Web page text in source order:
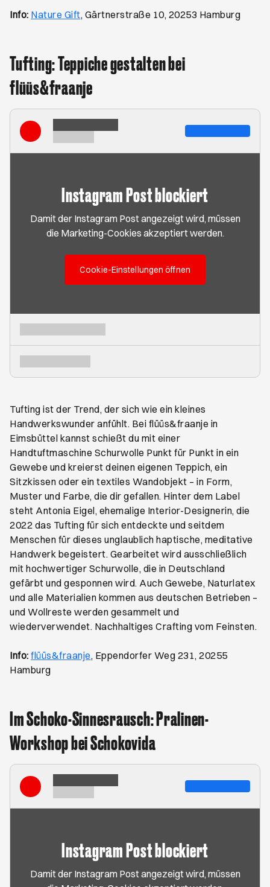
Info: Nature GiftÖffnet ein neues Browser-Tab
, Gärtnerstraße 10, 20253 Hamburg
Tufting: Teppiche gestalten bei
flüüs&fraanje
Instagram Post blockiert
Damit der Instagram Post angezeigt wird, müssen
die Marketing-Cookies akzeptiert werden.
Cookie-Einstellungen öffnen
Tufting ist der Trend, der sich wie ein kleines
Handwerkswunder anfühlt. Bei flüüs&fraanje in
Eimsbüttel kannst schießt du mit einer
Handtuftmaschine Schurwolle Punkt für Punkt in ein
Gewebe und kreierst deinen eigenen Teppich, ein
Sitzkissen oder ein textiles Wandobjekt – in Form,
Muster und Farbe, die dir gefallen. Hinter dem Label
steht Antonia Eigel, ehemalige Interior-Designerin, die
2022 das Tufting für sich entdeckte und seitdem
Menschen für dieses unglaublich haptische, meditative
Handwerk begeistert. Gearbeitet wird ausschließlich
mit hochwertiger Schurwolle, die in Deutschland
gefärbt und gesponnen wird. Auch Gewebe, Naturlatex
und alle Materialien kommen aus deutschen Betrieben –
und Wollreste werden gesammelt und
wiederverwendet. Nachhaltiges Crafting vom Feinsten.
Info: flüüs&fraanjeÖffnet ein neues Browser-Tab
, Eppendorfer Weg 231, 20255
Hamburg
Im Schoko-Sinnesrausch: Pralinen-
Workshop bei Schokovida
Instagram Post blockiert
Damit der Instagram Post angezeigt wird, müssen